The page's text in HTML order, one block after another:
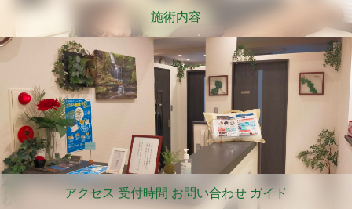
施術内容
アクセス 受付時間 お問い合わせ ガイド